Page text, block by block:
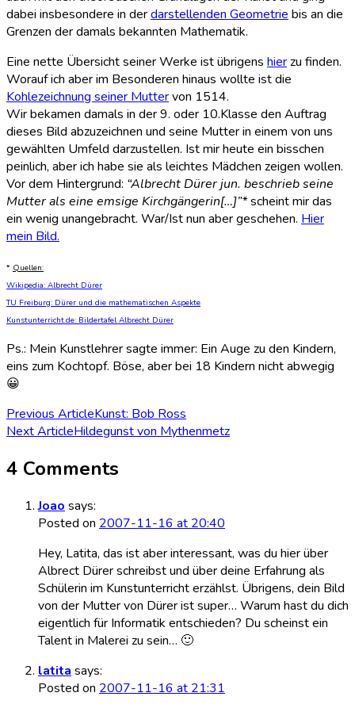
dabei insbesondere in derdarstellenden Geometrie bis an die
Grenzen der damals bekannten Mathematik.
Eine nette Übersicht seiner Werke ist übrigens hierzu finden.
Worauf ich aber im Besonderen hinaus wollte ist die
Kohlezeichnung seiner Muttervon 1514.
Wir bekamen damals in der 9. oder 10.Klasse den Auftrag
dieses Bild abzuzeichnen und seine Mutter in einem von uns
gewählten Umfeld darzustellen. Ist mir heute ein bisschen
peinlich, aber ich habe sie als leichtes Mädchen zeigen wollen.
Vor dem Hintergrund: “Albrecht Dürer jun. beschrieb seine
Mutter als eine emsige Kirchgängerin[…]”*scheint mir das
ein wenig unangebracht. War/Ist nun aber geschehen. Hier
mein Bild.
* Quellen:
Wikipedia: Albrecht Dürer
TU Freiburg: Dürer und die mathematischen Aspekte
Kunstunterricht.de: Bildertafel Albrecht Dürer
Ps.: Mein Kunstlehrer sagte immer: Ein Auge zu den Kindern,
eins zum Kochtopf. Böse, aber bei 18 Kindern nicht abwegig
😀
Post
Navigation
Previous ArticleKunst: Bob Ross
Next ArticleHildegunst von Mythenmetz
4 Comments
Joao says:
Posted on 2007-11-16 at 20:40
Hey, Latita, das ist aber interessant, was du hier über
Albrect Dürer schreibst und über deine Erfahrung als
Schülerin im Kunstunterricht erzählst. Übrigens, dein Bild
von der Mutter von Dürer ist super… Warum hast du dich
eigentlich für Informatik entschieden? Du scheinst ein
Talent in Malerei zu sein… 🙂
latita says:
Posted on 2007-11-16 at 21:31